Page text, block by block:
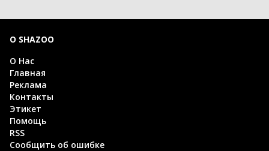
О SHAZOO
О Нас
Главная
Реклама
Контакты
Этикет
Помощь
RSS
Сообщить об ошибке